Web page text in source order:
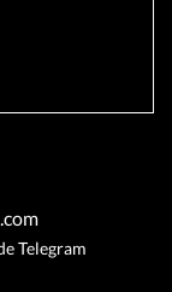
Telegram